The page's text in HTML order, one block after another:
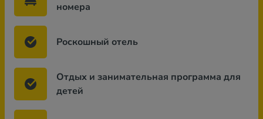
номера
Роскошный отель
Отдых и занимательная программа для
детей